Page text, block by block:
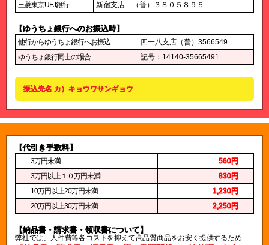
三菱東京UFJ銀行 新宿支店 （普）３８０５８９５
【ゆうちょ銀行へのお振込時】
他行からゆうちょ銀行へお振込
四一八支店（普）3566549
ゆうちょ銀行同士の場合
記号：14140-35665491
振込先名 カ）キョウワサンギョウ
【代引き手数料】
3万円未満
560円
3万円以上１０万円未満
830円
10万円以上20万円未満
1,230円
20万円以上30万円未満
2,250円
【納品書・請求書・領収書について】
弊社では、人件費等各コストを抑えて高品質商品をお安く提供するため